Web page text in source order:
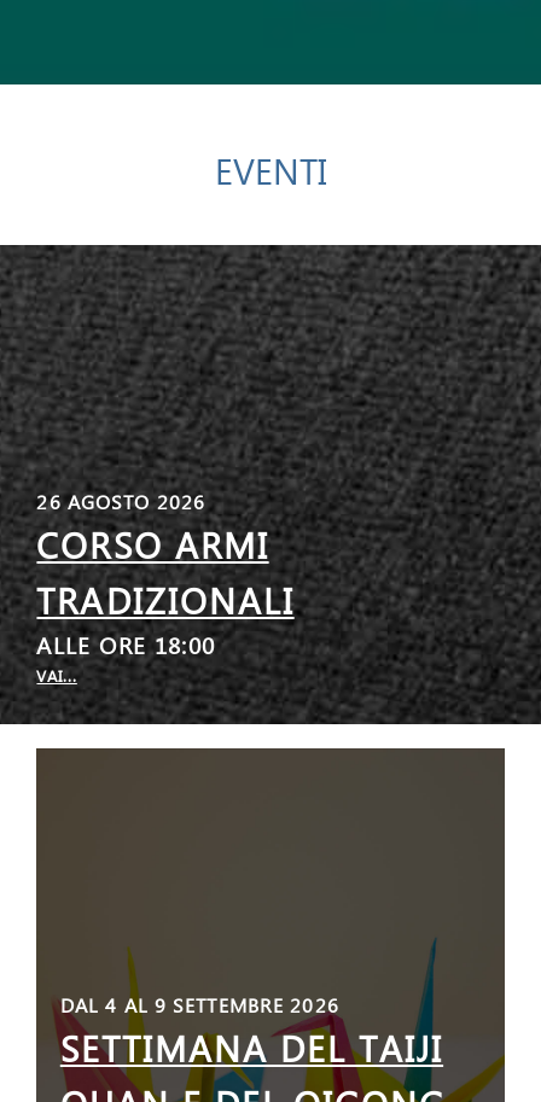
EVENTI
26 AGOSTO 2026
CORSO ARMI
TRADIZIONALI
ALLE ORE 18:00
VAI...
DAL 4 AL 9 SETTEMBRE 2026
SETTIMANA DEL TAIJI